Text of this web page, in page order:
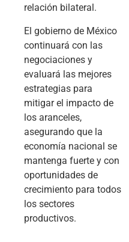
relación bilateral.
El gobierno de México
continuará con las
negociaciones y
evaluará las mejores
estrategias para
mitigar el impacto de
los aranceles,
asegurando que la
economía nacional se
mantenga fuerte y con
oportunidades de
crecimiento para todos
los sectores
productivos.